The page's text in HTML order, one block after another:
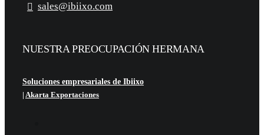
sales@ibiixo.com
NUESTRA PREOCUPACIÓN HERMANA
Soluciones empresariales de Ibiixo
| Akarta Exportaciones